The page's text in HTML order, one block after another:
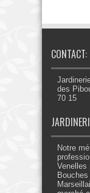
CONTACT:
des
70 15
Notre
Venelles